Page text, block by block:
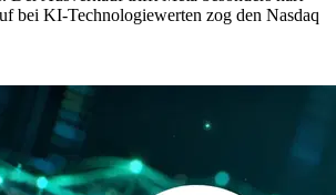
bei KI-Technologiewerten zog den Nasdaq